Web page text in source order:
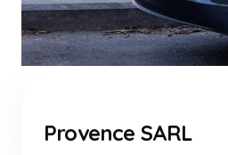
Provence SARL